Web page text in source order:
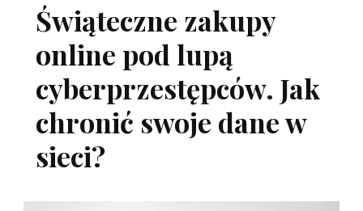
Świąteczne zakupy
online pod lupą
cyberprzestępców. Jak
chronić swoje dane w
sieci?